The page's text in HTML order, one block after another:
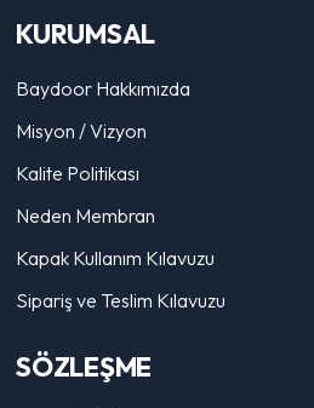
KURUMSAL
Baydoor Hakkımızda
Misyon / Vizyon
Kalite Politikası
Neden Membran
Kapak Kullanım Kılavuzu
Sipariş ve Teslim Kılavuzu
SÖZLEŞME